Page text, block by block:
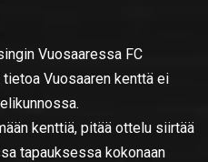
Vuosaaressa FC
Vuosaaren kenttä ei
kenttiä, pitää ottelu siirtää
tapauksessa kokonaan